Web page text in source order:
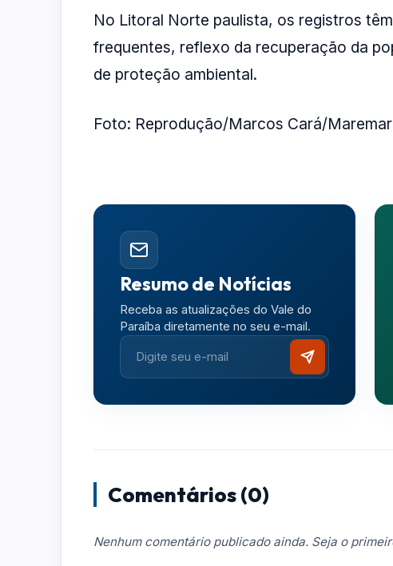
No Litoral Norte paulista, os registros
frequentes, reflexo da recuperação da
de proteção ambiental.
Foto: Reprodução/Marcos Cará/
Resumo de Notícias
Receba as atualizações do Vale do
Paraíba diretamente no seu e-mail.
Comentários (0)
Nenhum comentário publicado ainda. Seja o